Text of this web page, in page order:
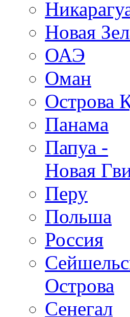
Новая
ОАЭ
Оман
Острова
Панама
Папуа -
Новая
Перу
Польша
Россия
Острова
Сенегал